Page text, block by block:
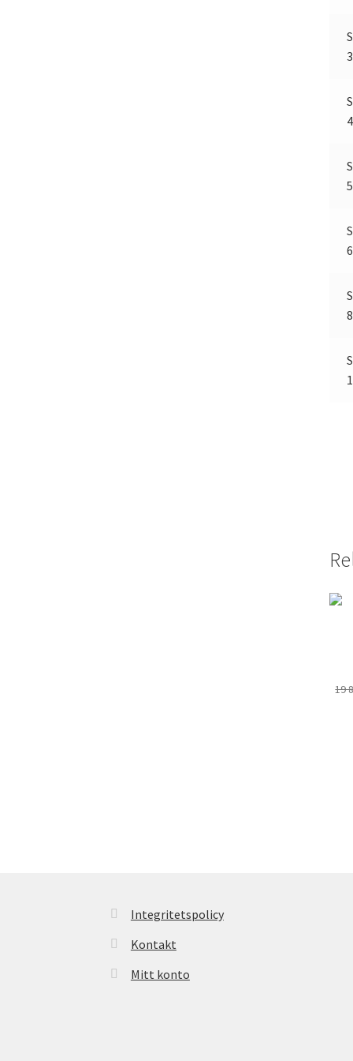
19
Integritetspolicy
Kontakt
Mitt konto